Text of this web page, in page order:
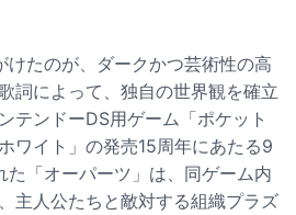
けたのが、ダークかつ芸術性の高
詞によって、独自の世界観を確立
テンドーDS用ゲーム「ポケット
ワイト」の発売15周年にあたる9
た「オーパーツ」は、同ゲーム内
主人公たちと敵対する組織プラズ